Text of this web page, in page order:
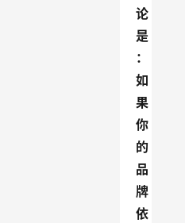
论
是
：
如
果
你
的
品
牌
依